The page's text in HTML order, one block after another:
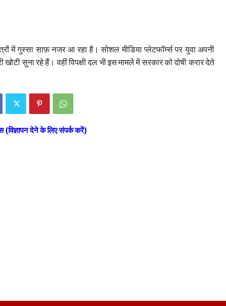
में गुस्सा साफ़ नजर आ रहा है। सोशल मीडिया प्लेटफॉर्म्स पर युवा अपनी
सुना रहे हैं। वहीं विपक्षी दल भी इस मामले में सरकार को दोषी करार देते
(विज्ञापन देने के लिए संपर्क करें)